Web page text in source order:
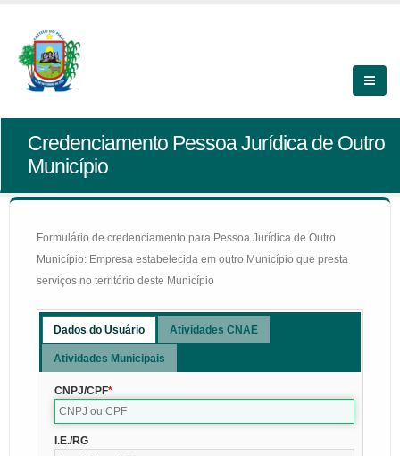
Credenciamento Pessoa Jurídica de Outro
Município
Formulário de credenciamento para Pessoa Jurídica de Outro
Município: Empresa estabelecida em outro Município que presta
serviços no território deste Município
Dados do Usuário Atividades CNAE
Atividades Municipais
CNPJ/CPF
I.E./RG